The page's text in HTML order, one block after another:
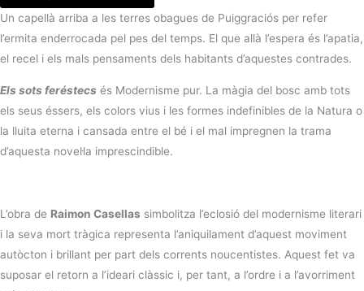
Un capellà arriba a les terres obagues de Puiggraciós per refer
l’ermita enderrocada pel pes del temps. El que allà l’espera és l’apatia,
el recel i els mals pensaments dels habitants d’aquestes contrades.
Els sots feréstecs és Modernisme pur. La màgia del bosc amb tots
els seus éssers, els colors vius i les formes indefinibles de la Natura o
la lluita eterna i cansada entre el bé i el mal impregnen la trama
d’aquesta novel·la imprescindible.
L’obra de Raimon Casellas simbolitza l’eclosió del modernisme literari
i la seva mort tràgica representa l’aniquilament d’aquest moviment
autòcton i brillant per part dels corrents noucentistes. Aquest fet va
suposar el retorn a l’ideari clàssic i, per tant, a l’ordre i a l’avorriment